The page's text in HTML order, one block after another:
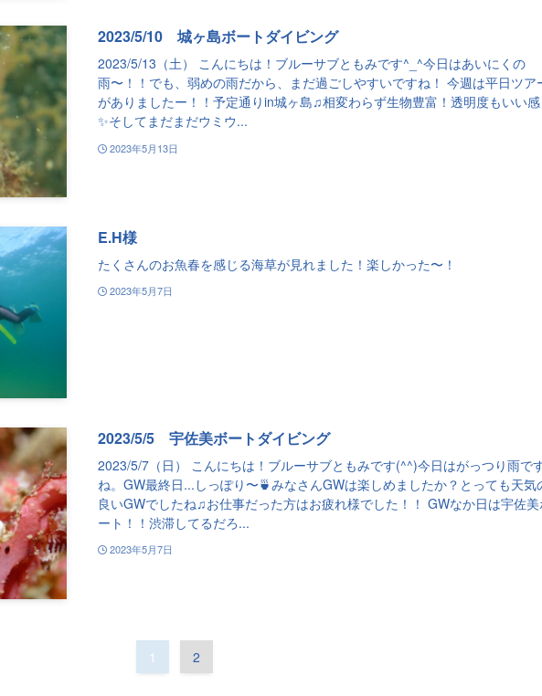
2023/5/10 城ヶ島ボートダイビング
2023/5/13（土） こんにちは！ブルーサブともみです^_^今日はあいにくの
雨〜！！でも、弱めの雨だから、まだ過ごしやすいですね！ 今週は平日ツア
がありましたー！！予定通りin城ヶ島♫相変わらず生物豊富！透明度もいい
✨そしてまだまだウミウ...
2023年5月13日
E.H様
たくさんのお魚春を感じる海草が見れました！楽しかった〜！
2023年5月7日
2023/5/5 宇佐美ボートダイビング
2023/5/7（日） こんにちは！ブルーサブともみです(^^)今日はがっつり雨で
ね。GW最終日...しっぽり〜🍵みなさんGWは楽しめましたか？とっても天気
良いGWでしたね♫お仕事だった方はお疲れ様でした！！ GWなか日は宇佐美
ート！！渋滞してるだろ...
2023年5月7日
1 2